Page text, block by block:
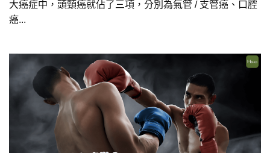
大癌症中，頭頸癌就佔了三項，分別為氣管 / 支管癌、口腔
癌...